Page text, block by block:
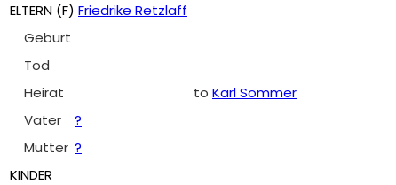
ELTERN (F) Friedrike Retzlaff
Geburt
Tod
Heirat
to Karl Sommer
Vater
?
Mutter ?
KINDER